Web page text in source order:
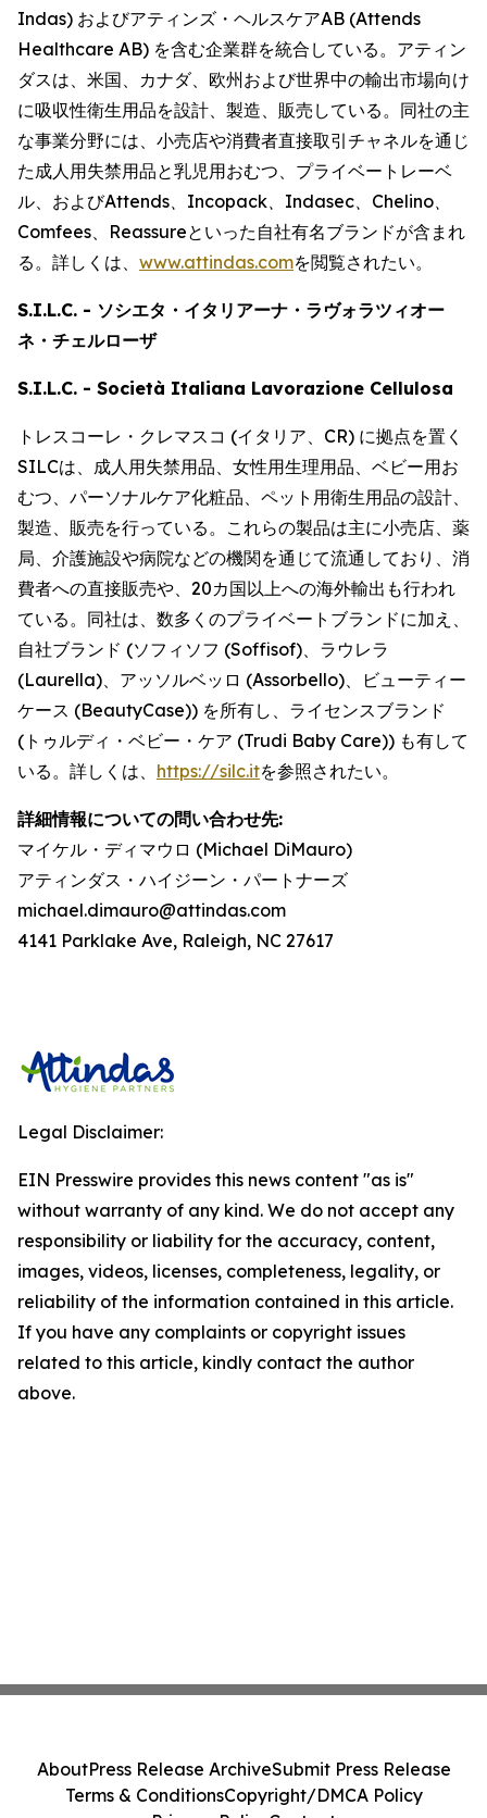
Indas) およびアティンズ・ヘルスケアAB (Attends
Healthcare AB) を含む企業群を統合している。アティン
ダスは、米国、カナダ、欧州および世界中の輸出市場向け
に吸収性衛生用品を設計、製造、販売している。同社の主
な事業分野には、小売店や消費者直接取引チャネルを通じ
た成人用失禁用品と乳児用おむつ、プライベートレーベ
ル、およびAttends、Incopack、Indasec、Chelino、
Comfees、 Reassureといった自社有名ブランドが含まれ
る。詳しくは、 www.attindas.comを閲覧されたい。
S.I.L.C. - ソシエタ・イタリアーナ・ラヴォラツィオー
ネ・チェルローザ
S.I.L.C. - Società Italiana Lavorazione Cellulosa
トレスコーレ・クレマスコ (イタリア、CR) に拠点を置く
SILCは、成人用失禁用品、女性用生理用品、ベビー用お
むつ、パーソナルケア化粧品、ペット用衛生用品の設計、
製造、販売を行っている。これらの製品は主に小売店、薬
局、介護施設や病院などの機関を通じて流通しており、消
費者への直接販売や、20カ国以上への海外輸出も行われ
ている。同社は、数多くのプライベートブランドに加え、
自社ブランド (ソフィソフ (Soffisof)、ラウレラ
(Laurella)、アッソルベッロ (Assorbello)、ビューティー
ケース (BeautyCase)) を所有し、ライセンスブランド
(トゥルディ・ベビー・ケア (Trudi Baby Care)) も有して
いる。詳しくは、 https://silc.itを参照されたい。
詳細情報についての問い合わせ先:
マイケル・ディマウロ (Michael DiMauro)
アティンダス・ハイジーン・パートナーズ
michael.dimauro@attindas.com
4141 Parklake Ave, Raleigh, NC 27617
Legal Disclaimer:
EIN Presswire provides this news content "as is"
without warranty of any kind. We do not accept any
responsibility or liability for the accuracy, content,
images, videos, licenses, completeness, legality, or
reliability of the information contained in this article.
If you have any complaints or copyright issues
related to this article, kindly contact the author
above.
AboutPress Release ArchiveSubmit Press Release
Terms & ConditionsCopyright/DMCA Policy